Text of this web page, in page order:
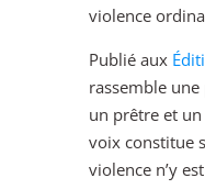
violence
Publié aux
rassemble
un prêtre et
voix constitue
violence n’y